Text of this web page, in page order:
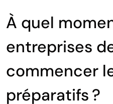
À quel
entreprises
commencer
préparatifs ?